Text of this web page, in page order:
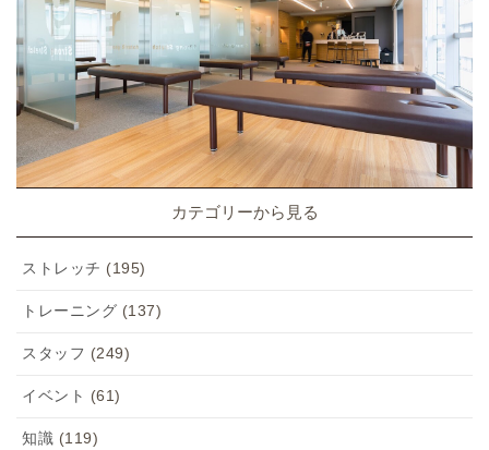
カテゴリーから見る
ストレッチ (195)
トレーニング (137)
スタッフ (249)
イベント (61)
知識 (119)